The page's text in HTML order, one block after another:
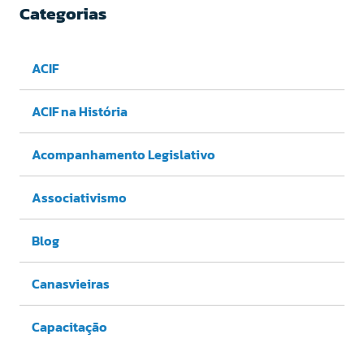
Categorias
ACIF
ACIF na História
Acompanhamento Legislativo
Associativismo
Blog
Canasvieiras
Capacitação